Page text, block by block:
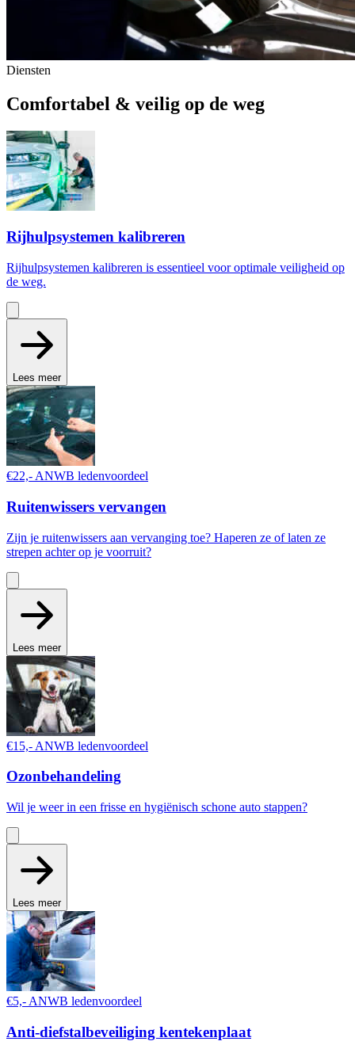
Diensten
Comfortabel & veilig op de weg
Rijhulpsystemen kalibreren
Rijhulpsystemen kalibreren is essentieel voor optimale veiligheid op
de weg.
Lees meer
€22,- ANWB ledenvoordeel
Ruitenwissers vervangen
Zijn je ruitenwissers aan vervanging toe? Haperen ze of laten ze
strepen achter op je voorruit?
Lees meer
€15,- ANWB ledenvoordeel
Ozonbehandeling
Wil je weer in een frisse en hygiënisch schone auto stappen?
Lees meer
€5,- ANWB ledenvoordeel
Anti-diefstalbeveiliging kentekenplaat